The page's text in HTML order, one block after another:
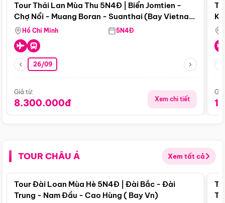
Tour Thái Lan Mùa Thu 5N4Đ | Biển Jomtien -
Chợ Nổi - Muang Boran - Suanthai (Bay Vietnam
Airlines)
Hồ Chí Minh 5N4Đ
26/09
Giá từ:
8.300.000đ Xem chi tiết
TOUR CHÂU Á Xem tất cả
Điểm nổi bật
Tour Đài Loan Mùa Hè 5N4Đ | Đài Bắc - Đài
Trung - Nam Đầu - Cao Hùng ( Bay Vn)